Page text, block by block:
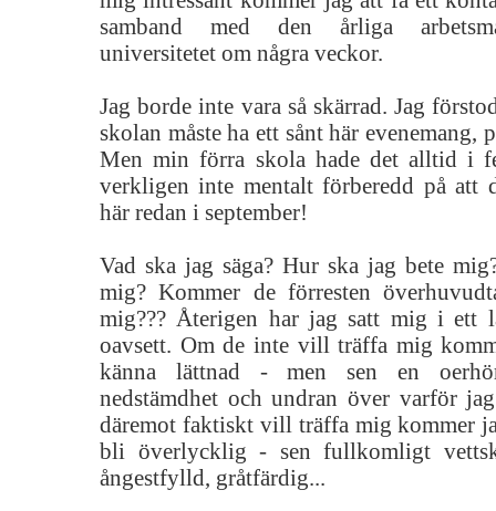
samband med den årliga
universitetet om några veckor.
Jag borde inte vara så skärrad. Jag
skolan måste ha ett sånt här evenemang,
Men min förra skola hade det alltid i
verkligen inte mentalt förberedd på att
här redan i september!
Vad ska jag säga? Hur ska jag bete
mig? Kommer de förresten
mig??? Återigen har jag satt mig i ett
oavsett. Om de inte vill träffa mig
känna lättnad - men sen en
nedstämdhet och undran över varför
däremot faktiskt vill träffa mig kommer
bli överlycklig - sen fullkomligt
ångestfylld, gråtfärdig...